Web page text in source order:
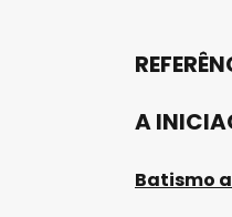
A
Batismo